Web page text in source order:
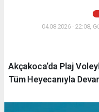
04.08.2026 - 22:08,
Akçakoca’da Plaj
Tüm Heyecanıyla